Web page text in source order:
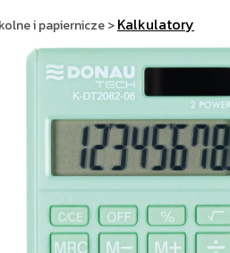
i papiernicze>Kalkulatory